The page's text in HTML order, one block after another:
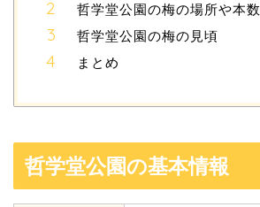
哲学堂公園の梅の場所や本数
哲学堂公園の梅の見頃
まとめ
哲学堂公園の基本情報